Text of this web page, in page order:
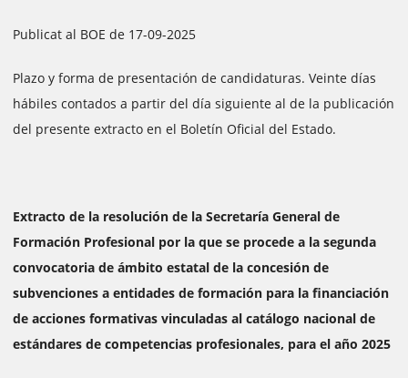
Publicat al BOE de 17-09-2025
Plazo y forma de presentación de candidaturas. Veinte días
hábiles contados a partir del día siguiente al de la publicación
del presente extracto en el Boletín Oficial del Estado.
Extracto de la resolución de la Secretaría General de
Formación Profesional por la que se procede a la segunda
convocatoria de ámbito estatal de la concesión de
subvenciones a entidades de formación para la financiación
de acciones formativas vinculadas al catálogo nacional de
estándares de competencias profesionales, para el año 2025